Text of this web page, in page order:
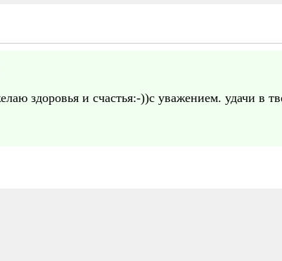
здоровья и счастья:-))с уважением. удачи в